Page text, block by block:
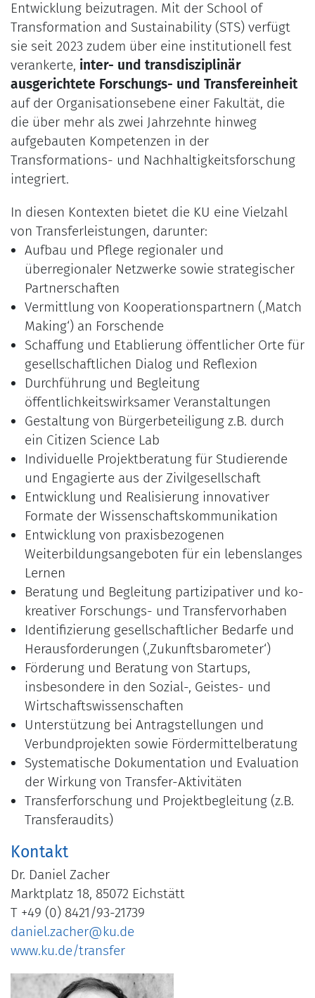
Entwicklung beizutragen. Mit der School of
Transformation and Sustainability (STS) verfügt
sie seit 2023 zudem über eine institutionell fest
verankerte, inter- und transdisziplinär
ausgerichtete Forschungs- und Transfereinheit
auf der Organisationsebene einer Fakultät, die
die über mehr als zwei Jahrzehnte hinweg
aufgebauten Kompetenzen in der
Transformations- und Nachhaltigkeitsforschung
integriert.
In diesen Kontexten bietet die KU eine Vielzahl
von Transferleistungen, darunter:
Aufbau und Pflege regionaler und
überregionaler Netzwerke sowie strategischer
Partnerschaften
Vermittlung von Kooperationspartnern (‚Match
Making‘) an Forschende
Schaffung und Etablierung öffentlicher Orte für
gesellschaftlichen Dialog und Reflexion
Durchführung und Begleitung
öffentlichkeitswirksamer Veranstaltungen
Gestaltung von Bürgerbeteiligung z.B. durch
ein Citizen Science Lab
Individuelle Projektberatung für Studierende
und Engagierte aus der Zivilgesellschaft
Entwicklung und Realisierung innovativer
Formate der Wissenschaftskommunikation
Entwicklung von praxisbezogenen
Weiterbildungsangeboten für ein lebenslanges
Lernen
Beratung und Begleitung partizipativer und ko-
kreativer Forschungs- und Transfervorhaben
Identifizierung gesellschaftlicher Bedarfe und
Herausforderungen (‚Zukunftsbarometer‘)
Förderung und Beratung von Startups,
insbesondere in den Sozial-, Geistes- und
Wirtschaftswissenschaften
Unterstützung bei Antragstellungen und
Verbundprojekten sowie Fördermittelberatung
Systematische Dokumentation und Evaluation
der Wirkung von Transfer-Aktivitäten
Transferforschung und Projektbegleitung (z.B.
Transferaudits)
Kontakt
Dr. Daniel Zacher
Marktplatz 18, 85072 Eichstätt
T +49 (0) 8421/93-21739
daniel.zacher@ku.de
www.ku.de/transfer